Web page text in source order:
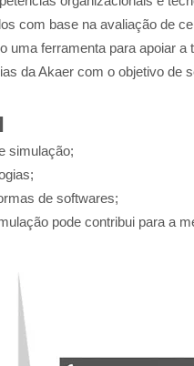
com base na avaliação de
uma ferramenta para apoiar a
da Akaer com o objetivo de
simulação;
de softwares;
pode contribui para a